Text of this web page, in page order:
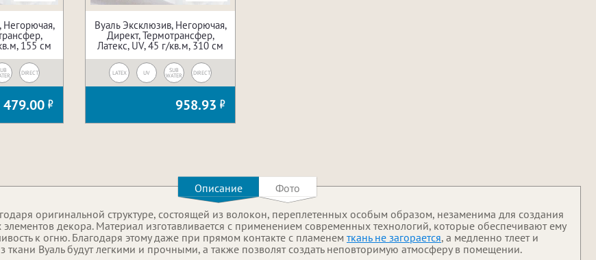
Негорючая,
155 см
DIRECT
479.00
Вуаль Эксклюзив, Негорючая,
Директ, Термотрансфер,
Латекс, UV, 45 г/кв.м, 310 см
LATEX UV
SUB
WATER
DIRECT
958.93
Описание
Фото
оригинальной структуре, состоящей из волокон, переплетенных особым образом, незаменима для создания
декора. Материал изготавливается с применением современных технологий, которые обеспечивают ему
к огню. Благодаря этому даже при прямом контакте с пламенем ткань не загорается, а медленно тлеет и
ткани Вуаль будут легкими и прочными, а также позволят создать неповторимую атмосферу в помещении.